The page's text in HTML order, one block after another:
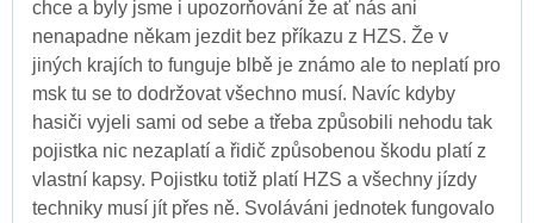
chce a byly jsme i upozorňování že ať nás ani
nenapadne někam jezdit bez příkazu z HZS. Že v
jiných krajích to funguje blbě je známo ale to neplatí pro
msk tu se to dodržovat všechno musí. Navíc kdyby
hasiči vyjeli sami od sebe a třeba způsobili nehodu tak
pojistka nic nezaplatí a řidič způsobenou škodu platí z
vlastní kapsy. Pojistku totiž platí HZS a všechny jízdy
techniky musí jít přes ně. Svoláváni jednotek fungovalo